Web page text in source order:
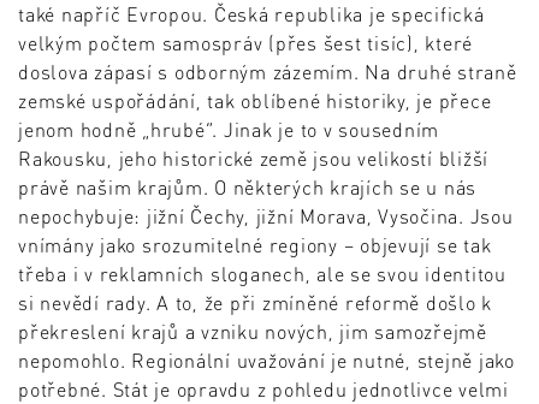
také napříč Evropou. Česká republika je specifická
velkým počtem samospráv (přes šest tisíc), které
doslova zápasí s odborným zázemím. Na druhé straně
zemské uspořádání, tak oblíbené historiky, je přece
jenom hodně „hrubé“. Jinak je to v sousedním
Rakousku, jeho historické země jsou velikostí bližší
právě našim krajům. O některých krajích se u nás
nepochybuje: jižní Čechy, jižní Morava, Vysočina. Jsou
vnímány jako srozumitelné regiony – objevují se tak
třeba i v reklamních sloganech, ale se svou identitou
si nevědí rady. A to, že při zmíněné reformě došlo k
překreslení krajů a vzniku nových, jim samozřejmě
nepomohlo. Regionální uvažování je nutné, stejně jako
potřebné. Stát je opravdu z pohledu jednotlivce velmi